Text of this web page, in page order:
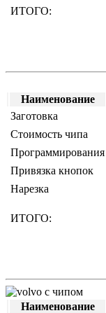
ИТОГО:
Наименование
Заготовка
Стоимость чипа
Программирования
Привязка кнопок
Нарезка
ИТОГО:
Наименование